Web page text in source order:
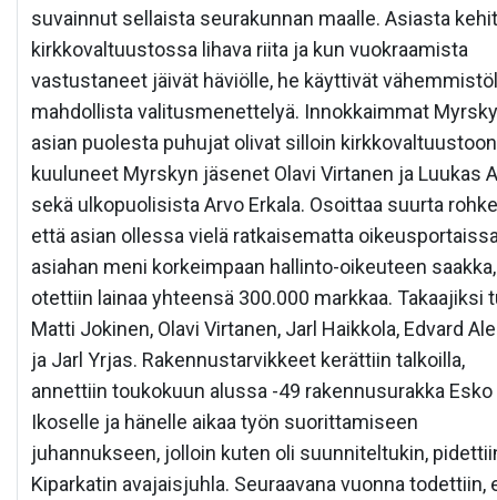
suvainnut sellaista seurakunnan maalle. Asiasta
kirkkovaltuustossa lihava riita ja kun vuokraamista
vastustaneet jäivät häviölle, he käyttivät
mahdollista valitusmenettelyä. Innokkaimmat
asian puolesta puhujat olivat silloin kirkkovaltuustoon
kuuluneet Myrskyn jäsenet Olavi Virtanen ja Luukas
sekä ulkopuolisista Arvo Erkala. Osoittaa suurta
että asian ollessa vielä ratkaisematta
asiahan meni korkeimpaan hallinto-oikeuteen saakka,
otettiin lainaa yhteensä 300.000 markkaa. Takaajiksi
Matti Jokinen, Olavi Virtanen, Jarl Haikkola, Edvard
ja Jarl Yrjas. Rakennustarvikkeet kerättiin talkoilla,
annettiin toukokuun alussa -49 rakennusurakka Esko
Ikoselle ja hänelle aikaa työn suorittamiseen
juhannukseen, jolloin kuten oli suunniteltukin,
Kiparkatin avajaisjuhla. Seuraavana vuonna todettiin,